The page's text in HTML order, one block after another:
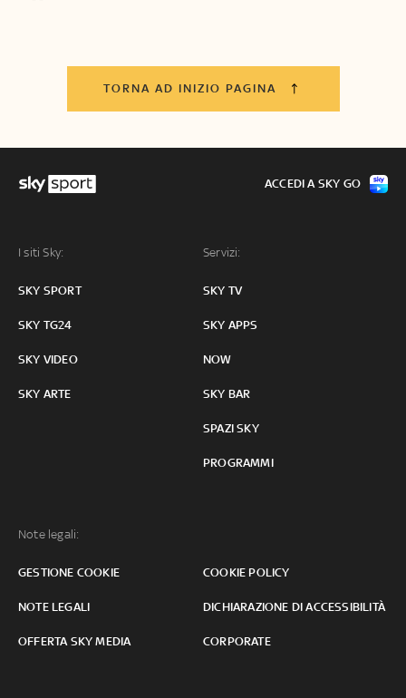
TORNA AD INIZIO PAGINA
I siti Sky:
SKY SPORT
SKY TG24
SKY VIDEO
SKY ARTE
Servizi:
SKY TV
SKY APPS
NOW
SKY BAR
SPAZI SKY
PROGRAMMI
Note legali:
GESTIONE COOKIE COOKIE POLICY
NOTE LEGALI DICHIARAZIONE DI ACCESSIBILITÀ
OFFERTA SKY MEDIA CORPORATE
ACCEDI A SKY GO